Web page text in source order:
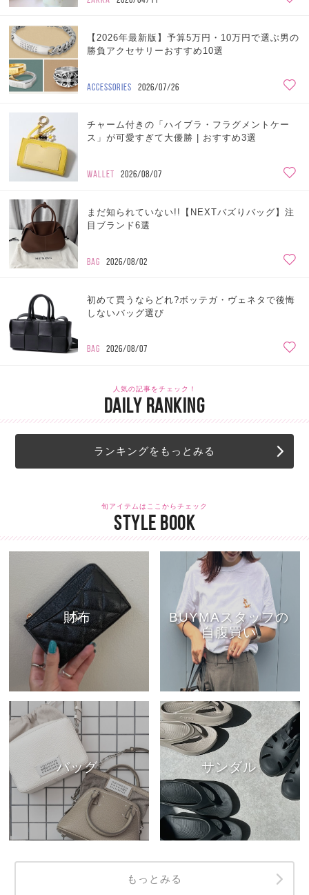
【2026年最新版】予算5万円・10万円で選ぶ男の
勝負アクセサリーおすすめ10選
ACCESSORIES 2026/07/26
チャーム付きの「ハイブラ・フラグメントケー
ス」が可愛すぎて大優勝 | おすすめ3選
WALLET 2026/08/07
まだ知られていない!!【NEXTバズりバッグ】注
目ブランド6選
BAG 2026/08/02
初めて買うならどれ?ボッテガ・ヴェネタで後悔
しないバッグ選び
BAG 2026/08/07
人気の記事をチェック！
DAILY RANKING
ランキングをもっとみる
旬アイテムはここからチェック
STYLE BOOK
財布
BUYMAスタッフの
自腹買い
バッグ サンダル
もっとみる